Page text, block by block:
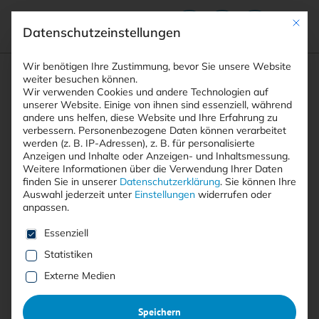
Suchfeld
Suchen
Breadcrumb-Navigation
STARTSEITE
PRINTAUSGABEN
TITELTHEMA: SICHERHEITS – KULTUR – …
Ausgabe 2/2019 als
ter­la­den
Jetzt herunterladen
Mit
Datenschutzeinstellungen
Wir benötigen Ihre Zustimmung, bevor Sie unsere Website
weiter besuchen können.
Wir verwenden Cookies und andere Technologien auf
unserer Website. Einige von ihnen sind essenziell, während
andere uns helfen, diese Website und Ihre Erfahrung zu
verbessern. Personenbezogene Daten können verarbeitet
werden (z. B. IP-Adressen), z. B. für personalisierte
Anzeigen und Inhalte oder Anzeigen- und Inhaltsmessung.
Weitere Informationen über die Verwendung Ihrer Daten
finden Sie in unserer Datenschutzerklärung. Sie können Ihre
Auswahl jederzeit unter Einstellungen widerrufen oder
anpassen.
Es folgt eine Liste der Service-Gruppen, für die eine
Essenziell
Statistiken
Externe Medien
Speichern